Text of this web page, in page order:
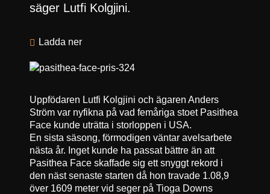
säger Lutfi Kolgjini.
Uppfödaren Lutfi Kolgjini och ägaren Anders
Ström var nyfikna på vad femåriga stoet Pasithea
Face kunde uträtta i storloppen i USA.
En sista säsong, förmodigen väntar avelsarbete
nästa år. Inget kunde ha passat bättre än att
Pasithea Face skaffade sig ett snyggt rekord i
den näst senaste starten då hon travade 1.08,9
över 1609 meter vid seger på Tioga Downs
Ladda ner